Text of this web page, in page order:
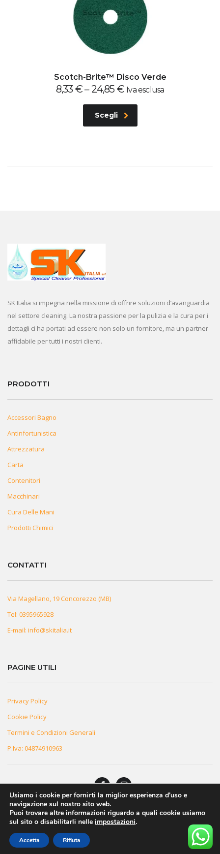
Scotch-Brite™ Disco Verde
8,33 €– 24,85 € Iva esclusa
Scegli
SK Italia si impegna nella missione di offrire soluzioni d’avanguardia
nel settore cleaning. La nostra passione per la pulizia e la cura per i
dettagli ci ha portati ad essere non solo un fornitore, ma un partner
affidabile per tutti i nostri clienti.
PRODOTTI
Accessori Bagno
Antinfortunistica
Attrezzatura
Carta
Contenitori
Macchinari
Cura Delle Mani
Prodotti Chimici
CONTATTI
Via Magellano, 19 Concorezzo (MB)
Tel: 0395965928
E-mail: info@skitalia.it
PAGINE UTILI
Privacy Policy
Cookie Policy
Termini e Condizioni Generali
P.Iva: 04874910963
© 2026 Innovea. Tutti i Diritti Riservati
Usiamo i cookie per fornirti la miglior esperienza d'uso e
navigazione sul nostro sito web.
Puoi trovare altre informazioni riguardo a quali cookie usiamo
sul sito o disabilitarli nelle impostazioni.
Accetta Rifiuta